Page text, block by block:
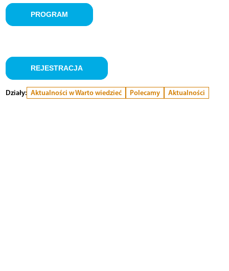
PROGRAM
REJESTRACJA
Działy: Aktualności w Warto wiedzieć Polecamy Aktualności